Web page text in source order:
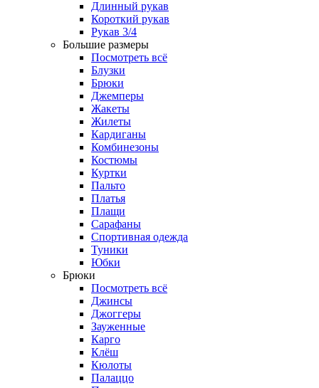
Длинный рукав
Короткий рукав
Рукав 3/4
Большие размеры
Посмотреть всё
Блузки
Брюки
Джемперы
Жакеты
Жилеты
Кардиганы
Комбинезоны
Костюмы
Куртки
Пальто
Платья
Плащи
Сарафаны
Спортивная одежда
Туники
Юбки
Брюки
Посмотреть всё
Джинсы
Джоггеры
Зауженные
Карго
Клёш
Кюлоты
Палаццо